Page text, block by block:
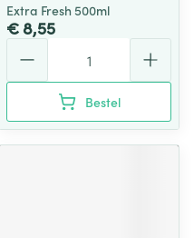
Extra Fresh 500ml
€ 8,55
Bestel